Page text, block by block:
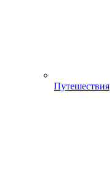
Путешествия